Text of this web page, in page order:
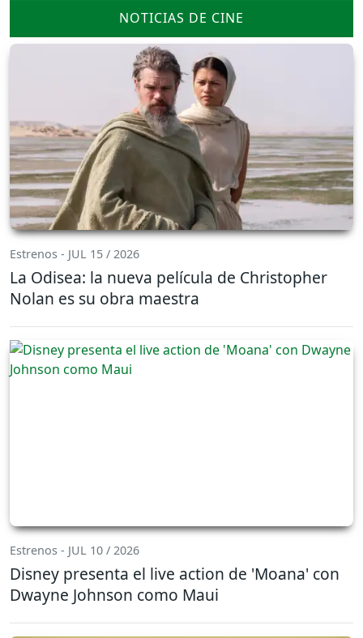
NOTICIAS DE CINE
Estrenos - JUL 15 / 2026
La Odisea: la nueva película de Christopher
Nolan es su obra maestra
Estrenos - JUL 10 / 2026
Disney presenta el live action de 'Moana' con
Dwayne Johnson como Maui